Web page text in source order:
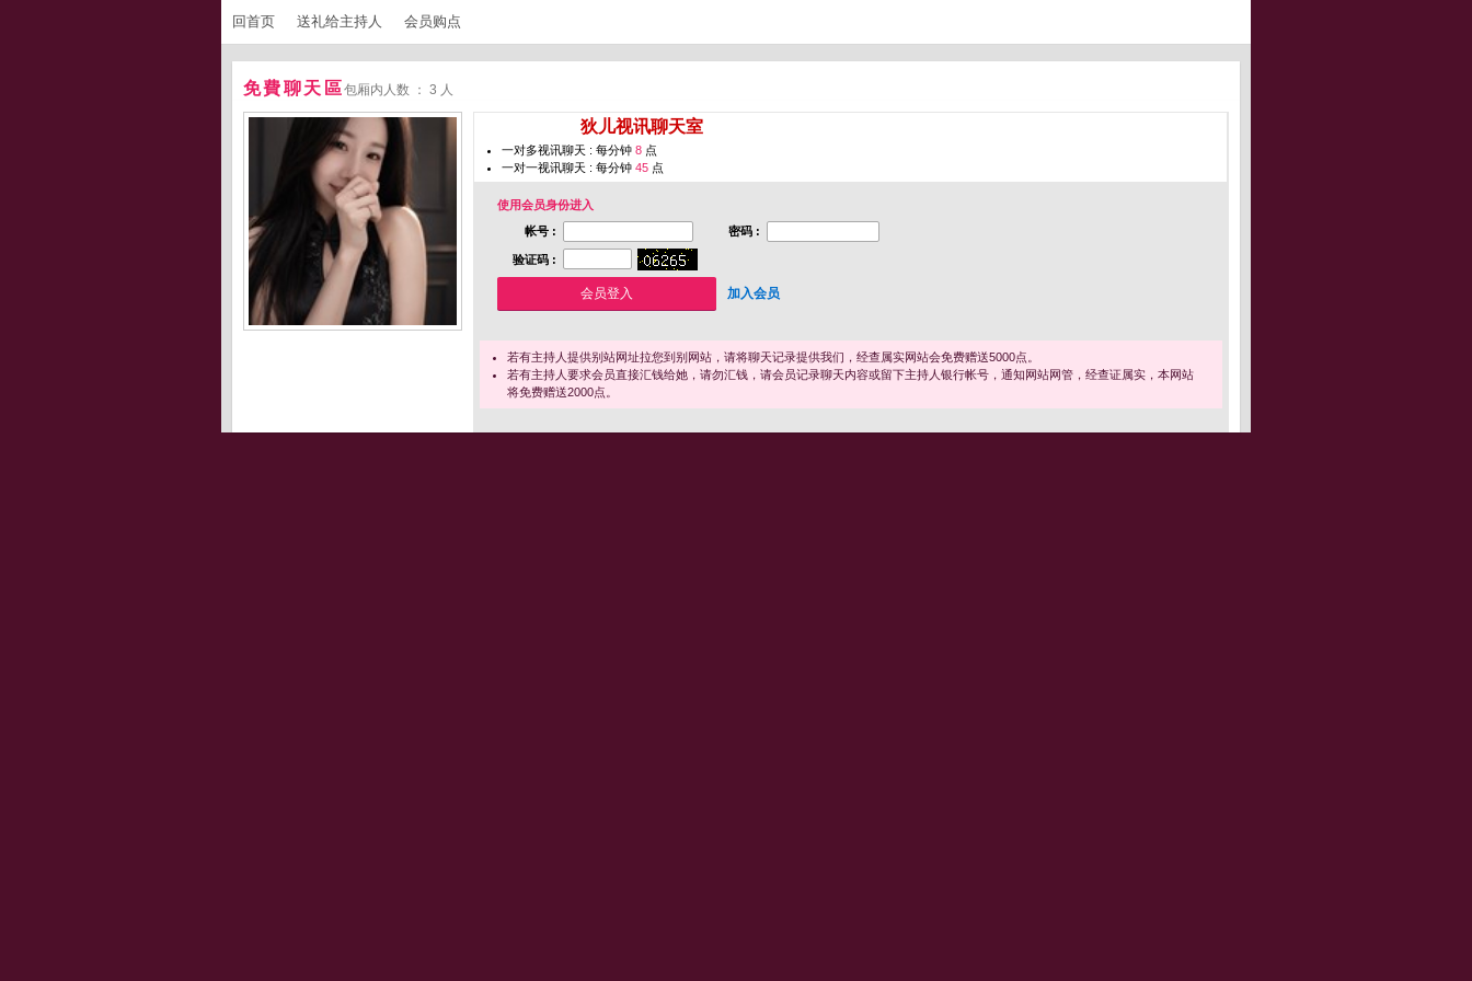
回首页 送礼给主持人 会员购点
免費聊天區包厢内人数 ： 3 人
狄儿视讯聊天室
一对多视讯聊天 : 每分钟 8 点
一对一视讯聊天 : 每分钟 45 点
使用会员身份进入
帐号 :
密码 :
验证码 :
加入会员
若有主持人提供别站网址拉您到别网站，请将聊天记录提供我们，经查属实网站会免费赠送5000点。
若有主持人要求会员直接汇钱给她，请勿汇钱，请会员记录聊天内容或留下主持人银行帐号，通知网站网管，经查证属实，本网站
将免费赠送2000点。